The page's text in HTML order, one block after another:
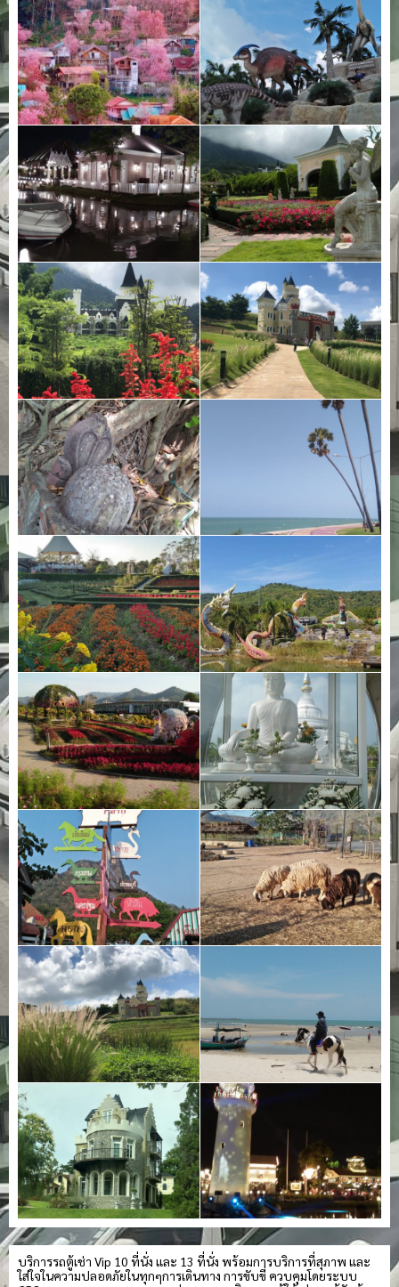
บริการรถตู้เช่า Vip 10 ที่นั่ง และ 13 ที่นั่ง พร้อมการบริการที่สุภาพ และ
ใส่ใจในความปลอดภัยในทุกๆการเดินทาง การขับขี่ ควบคุมโดยระบบ